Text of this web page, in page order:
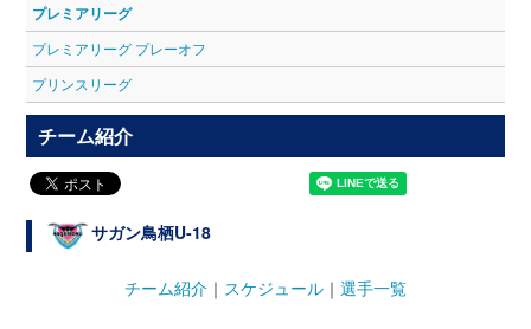
プレミアリーグ
プレミアリーグ プレーオフ
プリンスリーグ
チーム紹介
サガン鳥栖U-18
チーム紹介 ｜ スケジュール ｜ 選手一覧